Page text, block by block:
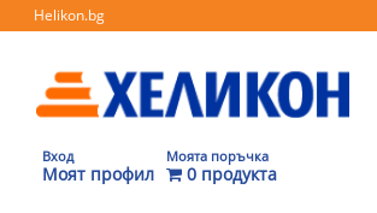
Helikon.bg
Вход
Моят профил
Моята поръчка
0 продукта